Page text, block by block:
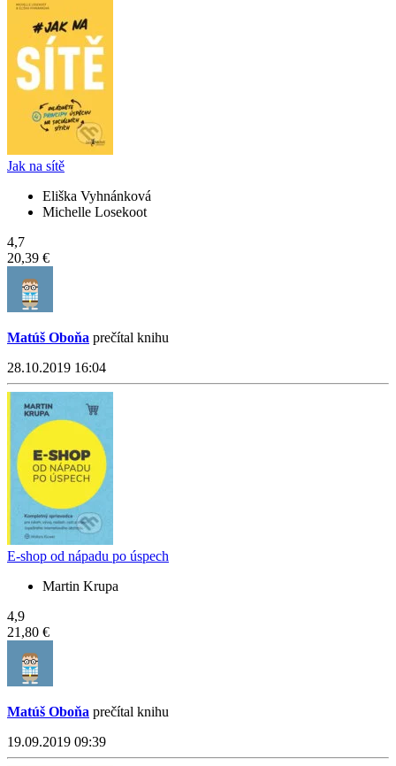
Jak na sítě
Eliška Vyhnánková
Michelle Losekoot
4,7
20,39 €
Matúš Oboňa prečítal knihu
28.10.2019 16:04
E-shop od nápadu po úspech
Martin Krupa
4,9
21,80 €
Matúš Oboňa prečítal knihu
19.09.2019 09:39